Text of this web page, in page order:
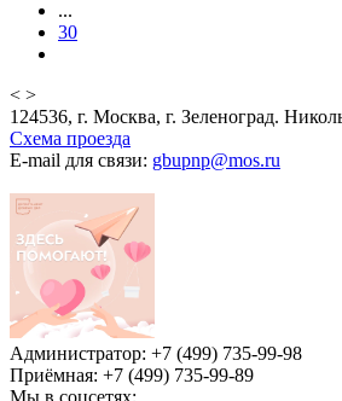
...
30
< >
124536, г. Москва, г. Зеленоград.
Схема проезда
E-mail для связи: gbupnp@mos.ru
Администратор: +7 (499) 735-99-98
Приёмная: +7 (499) 735-99-89